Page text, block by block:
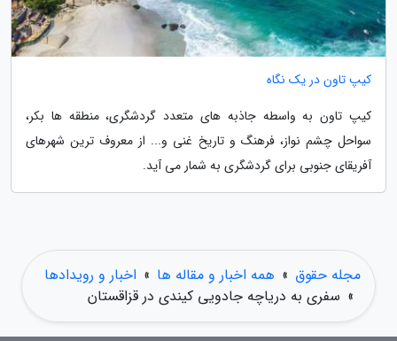
کیپ تاون در یک نگاه
کیپ تاون به واسطه جاذبه های متعدد گردشگری، منطقه ها بکر،
سواحل چشم نواز، فرهنگ و تاریخ غنی و... از معروف ترین شهرهای
آفریقای جنوبی برای گردشگری به شمار می آید.
مجله حقوق » همه اخبار و مقاله ها » اخبار و رویدادها
» سفری به دریاچه جادویی کیندی در قزاقستان